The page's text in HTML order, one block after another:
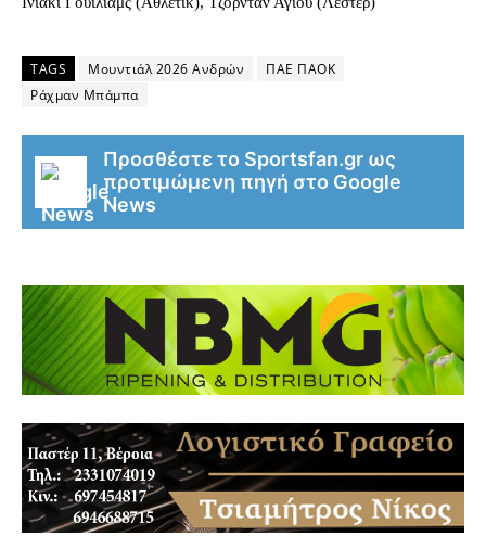
TAGS Μουντιάλ 2026 Ανδρών
ΠΑΕ ΠΑΟΚ
Ράχμαν Μπάμπα
Προσθέστε το Sportsfan.gr ως
προτιμώμενη πηγή στο Google
News